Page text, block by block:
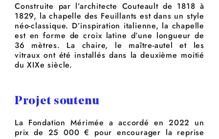
Construite par l’architecte Couteault de 1818 à
1829, la chapelle des Feuillants est dans un style
néo-classique. D’inspiration italienne, la chapelle
est en forme de croix latine d’une longueur de
36 mètres. La chaire, le maître-autel et les
vitraux ont été installés dans la deuxième moitié
du XIXe siècle.
Projet soutenu
La Fondation Mérimée a accordé en 2022 un
prix de 25 000 € pour encourager la reprise